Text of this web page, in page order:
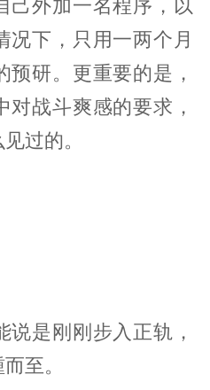
己外加一名程序，以
况下，只用一两个月
预研。更重要的是，
对战斗爽感的要求，
过的。
是刚刚步入正轨，
至。